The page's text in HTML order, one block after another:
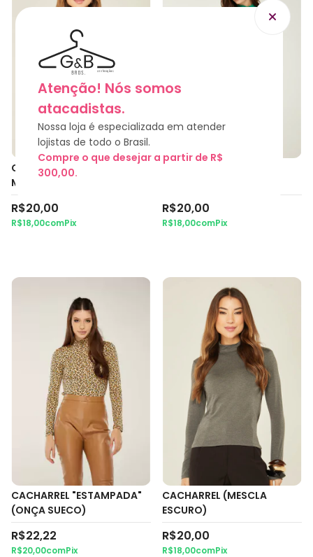
CACHARREL (AZUL
MARINHO)
R$20,00
R$18,00comPix
CACHARREL (VERDE
R$20,00
R$18,00comPix
CACHARREL "ESTAMPADA"
(ONÇA SUECO)
R$22,22
R$20,00comPix
CACHARREL (MESCLA
ESCURO)
R$20,00
R$18,00comPix
Atenção! Nós somos
atacadistas.
Nossa loja é especializada em atender
lojistas de todo o Brasil.
Compre o que desejar a partir de R$
300,00.